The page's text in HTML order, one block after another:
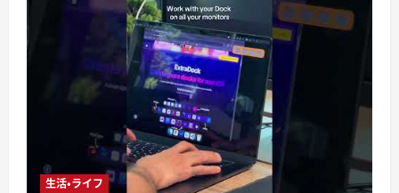
生活・ライフ